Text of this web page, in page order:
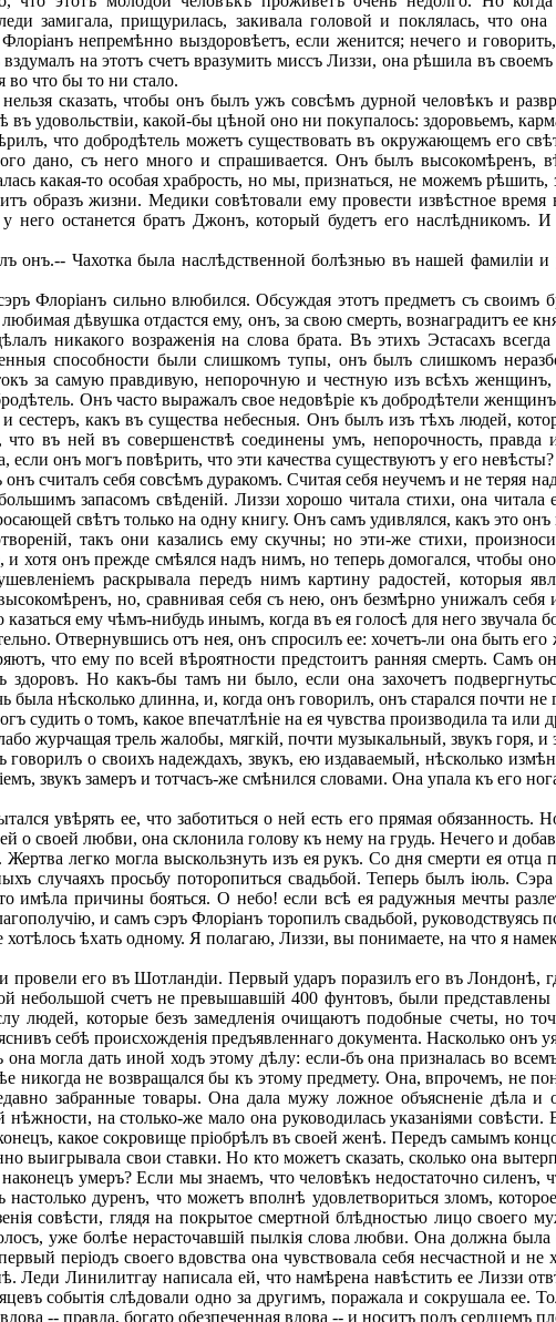
замигала, прищурилась, закивала головой и поклялась, что
непремѣнно выздоровѣетъ, если женится; нечего и
на этотъ счетъ вразумить миссъ Лиззи, она рѣшила въ
во что бы то ни стало.
сказать, чтобы онъ былъ ужъ совсѣмъ дурной человѣкъ и
удовольствіи, какой-бы цѣной оно ни покупалось: здоровьемъ,
что добродѣтель можетъ существовать въ окружающемъ его
дано, съ него много и спрашивается. Онъ былъ
какая-то особая храбрость, но мы, признаться, не можемъ
образъ жизни. Медики совѣтовали ему провести извѣстное
останется братъ Джонъ, который будетъ его наслѣдникомъ. И
онъ.-- Чахотка была наслѣдственной болѣзнью въ нашей фамиліи и
Флоріанъ сильно влюбился. Обсуждая этотъ предметъ съ
дѣвушка отдастся ему, онъ, за свою смерть, вознаградитъ ее
никакого возраженія на слова брата. Въ этихъ Эстасахъ
способности были слишкомъ тупы, онъ былъ слишкомъ
за самую правдивую, непорочную и честную изъ всѣхъ
Онъ часто выражалъ свое недовѣріе къ добродѣтели
какъ въ существа небесныя. Онъ былъ изъ тѣхъ людей,
въ ней въ совершенствѣ соединены умъ, непорочность, правда
если онъ могъ повѣрить, что эти качества существуютъ у его невѣсты?
считалъ себя совсѣмъ дуракомъ. Считая себя неучемъ и не теряя
запасомъ свѣденій. Лиззи хорошо читала стихи, она
свѣтъ только на одну книгу. Онъ самъ удивлялся, какъ это онъ
такъ они казались ему скучны; но эти-же стихи,
хотя онъ прежде смѣялся надъ нимъ, но теперь домогался, чтобы
раскрывала передъ нимъ картину радостей, которыя
но, сравнивая себя съ нею, онъ безмѣрно унижалъ
ему чѣмъ-нибудь инымъ, когда въ ея голосѣ для него звучала
Отвернувшись отъ нея, онъ спросилъ ее: хочетъ-ли она быть
что ему по всей вѣроятности предстоитъ ранняя смерть. Самъ
Но какъ-бы тамъ ни было, если она захочетъ
была нѣсколько длинна, и, когда онъ говорилъ, онъ старался почти
о томъ, какое впечатлѣніе на ея чувства производила та или
журчащая трель жалобы, мягкій, почти музыкальный, звукъ горя,
говорилъ о своихъ надеждахъ, звукъ, ею издаваемый, нѣсколько
звукъ замеръ и тотчасъ-же смѣнился словами. Она упала къ его
увѣрять ее, что заботиться о ней есть его прямая обязанность.
о своей любви, она склонила голову къ нему на грудь. Нечего и
легко могла выскользнуть изъ ея рукъ. Со дня смерти ея отца
случаяхъ просьбу поторопиться свадьбой. Теперь былъ іюль.
имѣла причины бояться. О небо! если всѣ ея радужныя мечты
и самъ сэръ Флоріанъ торопилъ свадьбой,
ѣхать одному. Я полагаю, Лиззи, вы понимаете, на что я
его въ Шотландіи. Первый ударъ поразилъ его въ Лондонѣ,
небольшой счетъ не превышавшій 400 фунтовъ, были
людей, которые безъ замедленія очищаютъ подобные счеты, но
себѣ происхожденія предъявленнаго документа. Насколько онъ
могла дать иной ходъ этому дѣлу: если-бъ она призналась во
никогда не возвращался бы къ этому предмету. Она, впрочемъ, не
забранные товары. Она дала мужу ложное объясненіе дѣла
на столько-же мало она руководилась указаніями
какое сокровище пріобрѣлъ въ своей женѣ. Передъ самымъ
выигрывала свои ставки. Но кто можетъ сказать, сколько она
умеръ? Если мы знаемъ, что человѣкъ недостаточно силенъ,
дуренъ, что можетъ вполнѣ удовлетвориться зломъ,
совѣсти, глядя на покрытое смертной блѣдностью лицо своего
уже болѣе нерасточавшій пылкія слова любви. Она должна была
періодъ своего вдовства она чувствовала себя несчастной и
Леди Линилитгау написала ей, что намѣрена навѣстить ее Лиззи
событія слѣдовали одно за другимъ, поражала и сокрушала ее.
-- правда, богато обезпеченная вдова -- и носитъ подъ сердцемъ